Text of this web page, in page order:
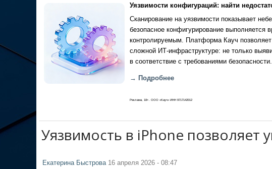
Уязвимости конфигураций: найти
Сканирование на уязвимости показывает
безопасное конфигурирование выполняется
контролируемым. Платформа Кауч позволяет
сложной ИТ-инфраструктуре: не только
в соответствие с требованиями безопасности.
→ Подробнее
Реклама, 18+. ООО «Кауч» ИНН 9717142012
Уязвимость в iPhone позволяет
Екатерина Быстрова16 апреля 2026 - 08:47